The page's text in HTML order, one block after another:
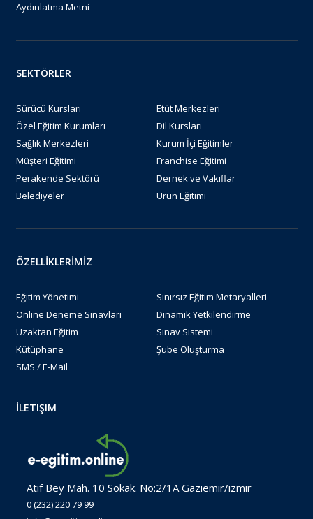
Aydınlatma Metni
SEKTÖRLER
Sürücü Kursları
Etüt Merkezleri
Özel Eğitim Kurumları
Dil Kursları
Sağlık Merkezleri
Kurum İçi Eğitimler
Müşteri Eğitimi
Franchise Eğitimi
Perakende Sektörü
Dernek ve Vakıflar
Belediyeler
Ürün Eğitimi
ÖZELLİKLERİMİZ
Eğitim Yönetimi
Sınırsız Eğitim Metaryalleri
Online Deneme Sınavları
Dinamik Yetkilendirme
Uzaktan Eğitim
Sınav Sistemi
Kütüphane
Şube Oluşturma
SMS / E-Mail
İLETIŞIM
Atıf Bey Mah. 10 Sokak. No:2/1A Gaziemir/izmir
0 (232) 220 79 99